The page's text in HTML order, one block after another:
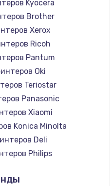
Kyocera
Brother
Xerox
Ricoh
Pantum
Oki
Teriostar
Panasonic
Xiaomi
Konica Minolta
Deli
Philips
Kodak